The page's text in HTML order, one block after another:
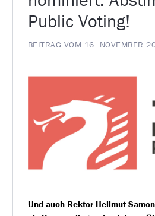
Public Voting!
BEITRAG VOM 16. NOVEMBER
Und auch Rektor Hellmut